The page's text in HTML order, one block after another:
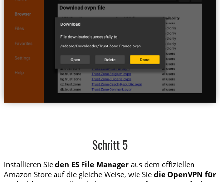
Schritt 5
Installieren Sie den ES File Manageraus dem offiziellen
Amazon Store auf die gleiche Weise, wie Sie die OpenVPN für